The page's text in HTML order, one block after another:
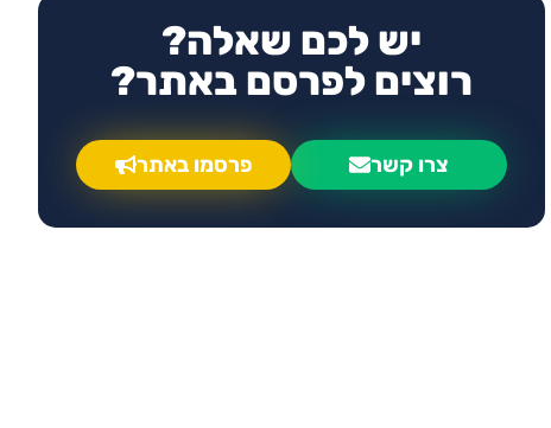
יש לכם שאלה?
רוצים לפרסם באתר?
צרו קשר פרסמו באתר